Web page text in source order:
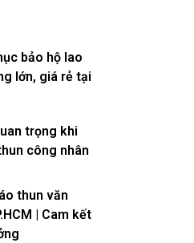
bảo hộ lao
lớn, giá rẻ tại
trọng khi
công nhân
thun văn
| Cam kết